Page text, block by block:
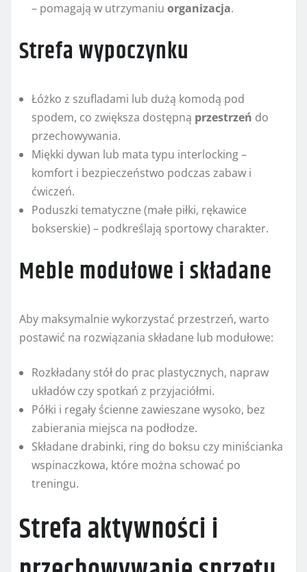
– pomagają w utrzymaniu organizacja.
Strefa wypoczynku
Łóżko z szufladami lub dużą komodą pod
spodem, co zwiększa dostępną przestrzeń do
przechowywania.
Miękki dywan lub mata typu interlocking –
komfort i bezpieczeństwo podczas zabaw i
ćwiczeń.
Poduszki tematyczne (małe piłki, rękawice
bokserskie) – podkreślają sportowy charakter.
Meble modułowe i składane
Aby maksymalnie wykorzystać przestrzeń, warto
postawić na rozwiązania składane lub modułowe:
Rozkładany stół do prac plastycznych, napraw
układów czy spotkań z przyjaciółmi.
Półki i regały ścienne zawieszane wysoko, bez
zabierania miejsca na podłodze.
Składane drabinki, ring do boksu czy miniścianka
wspinaczkowa, które można schować po
treningu.
Strefa aktywności i